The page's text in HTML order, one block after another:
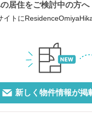
居住をご検討中の方へ
トに
新しく物件情報が掲